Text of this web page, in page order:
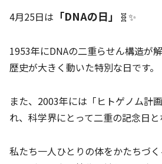
4月25日は 「DNAの日」 🧬✨
1953年にDNAの二重らせん構造が
歴史が大きく動いた特別な日です。
また、2003年には「ヒトゲノム計
れ、科学界にとって二重の記念日と
私たち一人ひとりの体をかたちづ